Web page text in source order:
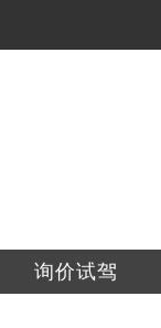
询价试驾